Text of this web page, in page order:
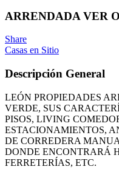
ARRENDADA VER
Share
Casas en Sitio
Descripción General
LEÓN PROPIEDADES
VERDE, SUS
PISOS, LIVING
ESTACIONAMIENTOS,
DE CORREDERA
DONDE ENCONTRARÁ
FERRETERÍAS, ETC.